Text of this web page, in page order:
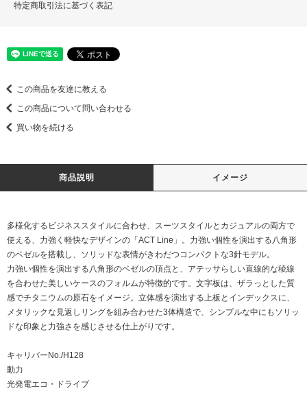
特定商取引法に基づく表記
この商品を友達に教える
この商品について問い合わせる
買い物を続ける
商品説明 イメージ
多様化するビジネススタイルに合わせ、スーツスタイルとカジュアルの両方で
使える、力強く軽快なデザインの「ACT Line」。力強い個性を演出する八角形
のベゼルを搭載し、ソリッドな表情がきわだつコンパクトな3針モデル。
力強い個性を演出する八角形のベゼルの頂点と、アテッサらしい直線的な稜線
を合わせた美しいケースのフォルムが特徴的です。文字板は、ザラっとした質
感でチタニウムの原石をイメージ。立体感を演出する上板とインデックスに、
メタリックな見返しリングを組み合わせた3体構造で、シンプルな中にもソリッ
ドな印象と力強さを感じさせる仕上がりです。
キャリバーNo./H128
動力
光発電エコ・ドライブ